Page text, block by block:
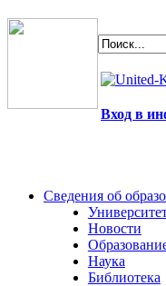
Вход в
Сведения об
Новости
Наука
Библиотека